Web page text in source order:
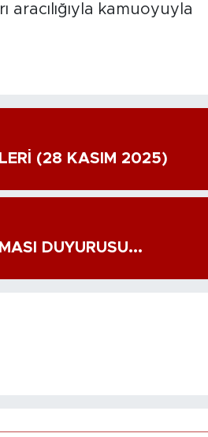
aracılığıyla kamuoyuyla
(28 KASIM 2025)
DUYURUSU...